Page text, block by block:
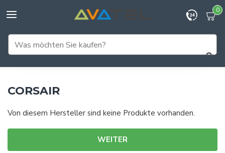
0
CORSAIR
Von diesem Hersteller sind keine Produkte vorhanden.
WEITER